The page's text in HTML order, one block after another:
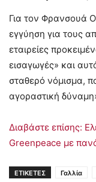
Για τον Φρανσουά
εγγύηση για τους
εταιρείες
εισαγωγές» και
σταθερό νόμισμα,
αγοραστική
Διαβάστε επίσης:
Greenpeace με
ΕΤΙΚΕΤΕΣ Γαλλία